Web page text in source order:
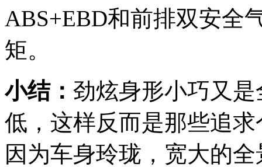
ABS+EBD和前排双安全
矩。
小结： 劲炫身形小巧又
低，这样反而是那些追
因为车身玲珑，宽大的